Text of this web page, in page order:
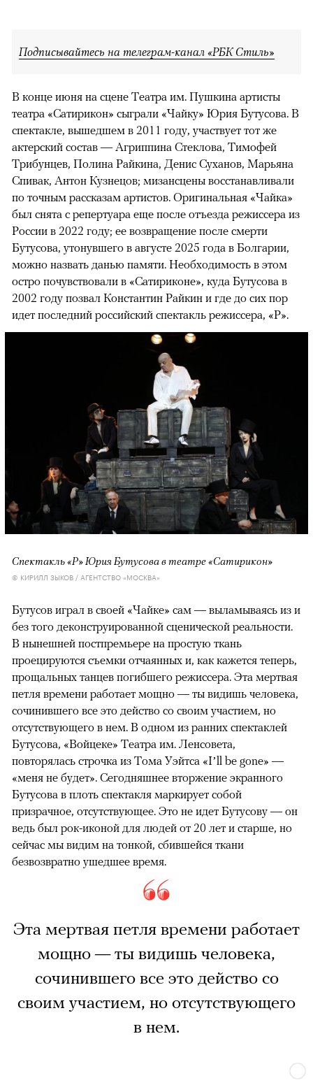
Подписывайтесь на телеграм-канал «РБК Стиль»
В конце июня на сцене Театра им. Пушкина артисты
театра «Сатирикон» сыграли «Чайку» Юрия Бутусова. В
спектакле, вышедшем в 2011 году, участвует тот же
актерский состав — Агриппина Стеклова, Тимофей
Трибунцев, Полина Райкина, Денис Суханов, Марьяна
Спивак, Антон Кузнецов; мизансцены восстанавливали
по точным рассказам артистов. Оригинальная «Чайка»
был снята с репертуара еще после отъезда режиссера из
России в 2022 году; ее возвращение после смерти
Бутусова, утонувшего в августе 2025 года в Болгарии,
можно назвать данью памяти. Необходимость в этом
остро почувствовали в «Сатириконе», куда Бутусова в
2002 году позвал Константин Райкин и где до сих пор
идет последний российский спектакль режиссера, «Р».
Спектакль «Р» Юрия Бутусова в театре «Сатирикон»
© КИРИЛЛ ЗЫКОВ / АГЕНТСТВО «МОСКВА»
Бутусов играл в своей «Чайке» сам — выламываясь из и
без того деконструированной сценической реальности.
В нынешней постпремьере на простую ткань
проецируются съемки отчаянных и, как кажется теперь,
прощальных танцев погибшего режиссера. Эта мертвая
петля времени работает мощно — ты видишь человека,
сочинившего все это действо со своим участием, но
отсутствующего в нем. В одном из ранних спектаклей
Бутусова, «Войцеке» Театра им. Ленсовета,
повторялась строчка из Тома Уэйтса «I’ll be gone» —
«меня не будет». Сегодняшнее вторжение экранного
Бутусова в плоть спектакля маркирует собой
призрачное, отсутствующее. Это не идет Бутусову — он
ведь был рок-иконой для людей от 20 лет и старше, но
сейчас мы видим на тонкой, сбившейся ткани
безвозвратно ушедшее время.
Эта мертвая петля времени работает
мощно — ты видишь человека,
сочинившего все это действо со
своим участием, но отсутствующего
в нем.